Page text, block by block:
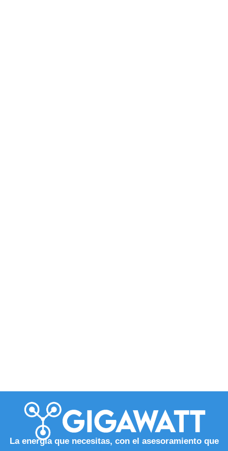
La energía que necesitas, con el asesoramiento que